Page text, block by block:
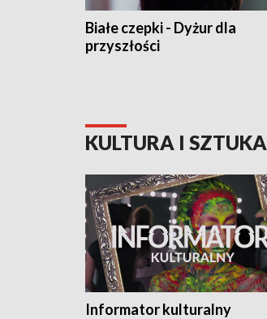
Białe czepki - Dyżur dla
przyszłości
KULTURA I SZTUKA
Informator kulturalny